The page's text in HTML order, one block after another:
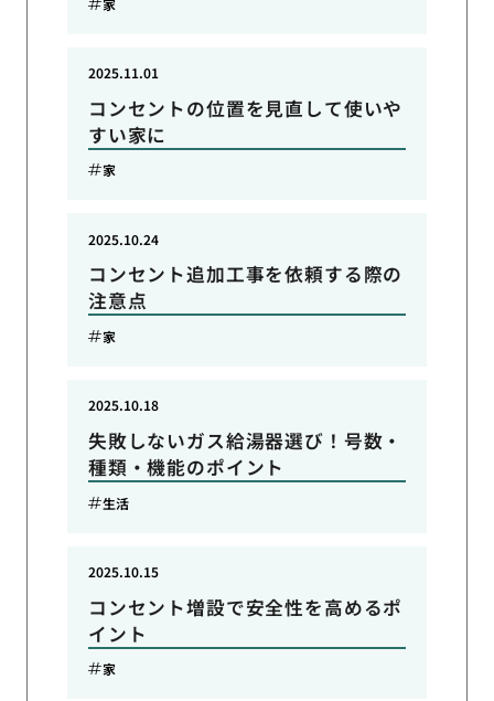
コンセントの位置を見直して使いや
すい家に
2025.11.01
家
コンセント追加工事を依頼する際の
注意点
2025.10.24
家
失敗しないガス給湯器選び！号数・
種類・機能のポイント
2025.10.18
生活
コンセント増設で安全性を高めるポ
イント
2025.10.15
家